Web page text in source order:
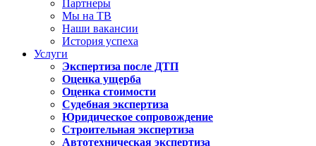
Партнеры
Мы на ТВ
Наши вакансии
История успеха
Услуги
Экспертиза после ДТП
Оценка ущерба
Оценка стоимости
Судебная экспертиза
Юридическое сопровождение
Строительная экспертиза
Автотехническая экспертиза